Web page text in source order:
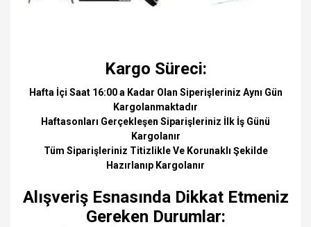
Kargo Süreci:
Hafta İçi Saat 16:00 a Kadar Olan Siperişleriniz Aynı Gün
Kargolanmaktadır
Haftasonları Gerçekleşen Siparişleriniz İlk İş Günü
Kargolanır
Tüm Siparişleriniz Titizlikle Ve Korunaklı Şekilde
Hazırlanıp Kargolanır
Alışveriş Esnasında Dikkat Etmeniz
Gereken Durumlar: